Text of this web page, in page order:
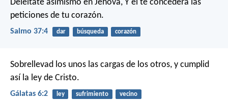
Deléitate asimismo en Jehová, Y él te concederá las
peticiones de tu corazón.
Salmo 37:4 dar búsqueda corazón
Sobrellevad los unos las cargas de los otros, y cumplid
así la ley de Cristo.
Gálatas 6:2 ley sufrimiento vecino